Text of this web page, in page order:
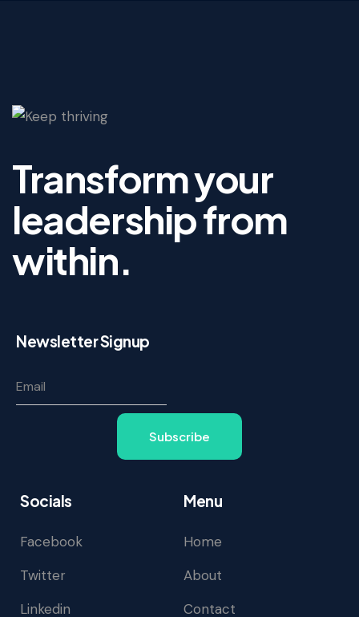
Transform your
leadership from
within.
Newsletter Signup
Subscribe
Socials
Facebook
Twitter
Linkedin
Menu
Home
About
Contact